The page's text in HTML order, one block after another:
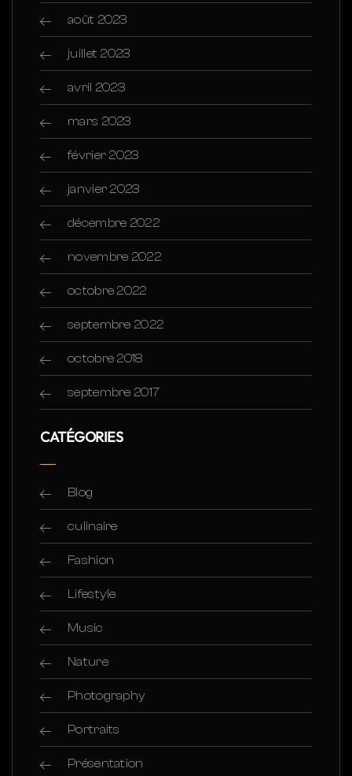
août 2023
juillet 2023
avril 2023
mars 2023
février 2023
janvier 2023
décembre 2022
novembre 2022
octobre 2022
septembre 2022
octobre 2018
septembre 2017
CATÉGORIES
Blog
culinaire
Fashion
Lifestyle
Music
Nature
Photography
Portraits
Présentation